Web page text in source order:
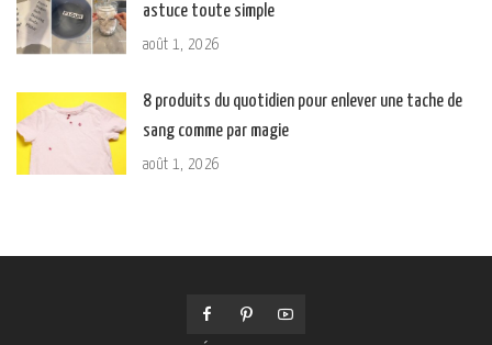
astuce toute simple
août 1, 2026
8 produits du quotidien pour enlever une tache de
sang comme par magie
août 1, 2026